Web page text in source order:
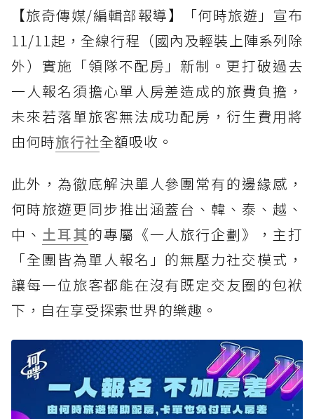
【旅奇傳媒/編輯部報導】「何時旅遊」宣布
11/11起，全線行程（國內及輕裝上陣系列除
外）實施「領隊不配房」新制。更打破過去
一人報名須擔心單人房差造成的旅費負擔，
未來若落單旅客無法成功配房，衍生費用將
由何時旅行社全額吸收。
此外，為徹底解決單人參團常有的邊緣感，
何時旅遊更同步推出涵蓋台、韓、泰、越、
中、 土耳其的專屬《一人旅行企劃》，主打
「全團皆為單人報名」的無壓力社交模式，
讓每一位旅客都能在沒有既定交友圈的包袱
下，自在享受探索世界的樂趣。